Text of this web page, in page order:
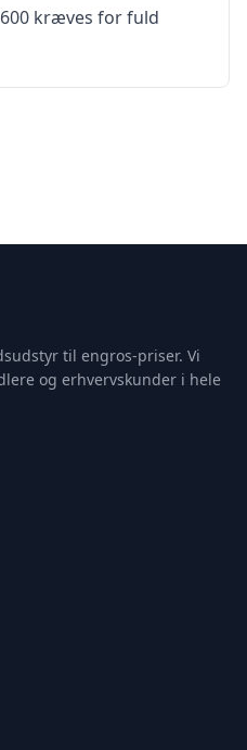
600 kræves for fuld
til engros-priser. Vi
og erhvervskunder i hele